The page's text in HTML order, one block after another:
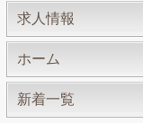
求人情報
ホーム
新着一覧